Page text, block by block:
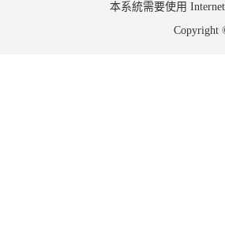
本系統需要使用
Copyright